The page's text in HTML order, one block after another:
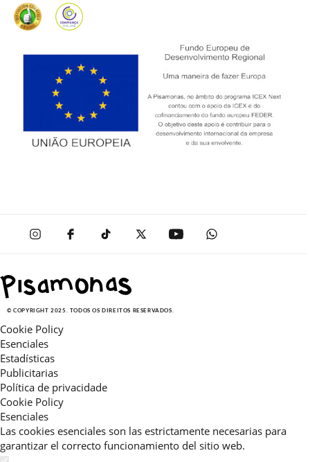
© COPYRIGHT 2025. TODOS OS DIREITOS RESERVADOS.
Cookie Policy
Esenciales
Estadísticas
Publicitarias
Política de privacidade
Cookie Policy
Esenciales
Las cookies esenciales son las estrictamente necesarias para
garantizar el correcto funcionamiento del sitio web.